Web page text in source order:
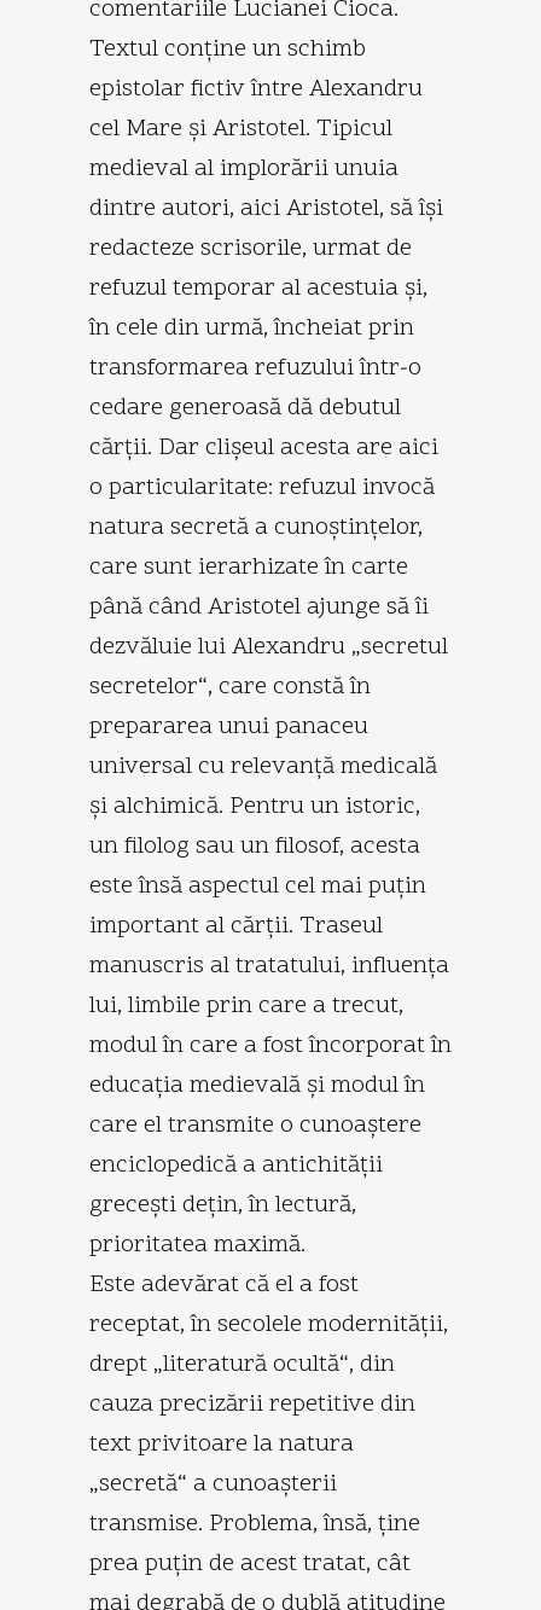
comentariile Lucianei Cioca.
Textul conţine un schimb
epistolar fictiv între Alexandru
cel Mare şi Aristotel. Tipicul
medieval al implorării unuia
dintre autori, aici Aristotel, să îşi
redacteze scrisorile, urmat de
refuzul temporar al acestuia şi,
în cele din urmă, încheiat prin
transformarea refuzului într-o
cedare generoasă dă debutul
cărţii. Dar clişeul acesta are aici
o particularitate: refuzul invocă
natura secretă a cunoştinţelor,
care sunt ierarhizate în carte
până când Aristotel ajunge să îi
dezvăluie lui Alexandru „secretul
secretelor“, care constă în
prepararea unui panaceu
universal cu relevanţă medicală
şi alchimică. Pentru un istoric,
un filolog sau un filosof, acesta
este însă aspectul cel mai puţin
important al cărţii. Traseul
manuscris al tratatului, influenţa
lui, limbile prin care a trecut,
modul în care a fost încorporat în
educaţia medievală şi modul în
care el transmite o cunoaştere
enciclopedică a antichităţii
greceşti deţin, în lectură,
prioritatea maximă.
Este adevărat că el a fost
receptat, în secolele modernităţii,
drept „literatură ocultă“, din
cauza precizării repetitive din
text privitoare la natura
„secretă“ a cunoaşterii
transmise. Problema, însă, ţine
prea puţin de acest tratat, cât